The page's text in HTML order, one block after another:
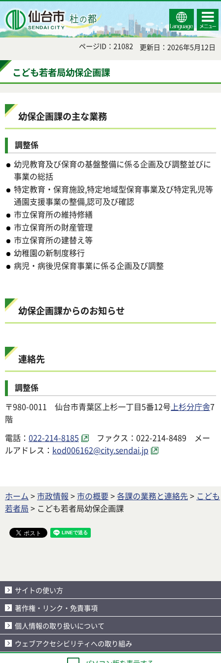
Select
Language
コンテ
ンツメ
ニュー
ページID：21082 更新日：2026年5月12日
こども若者局幼保企画課
幼保企画課の主な業務
調整係
幼児教育及び保育の基盤整備に係る企画及び調整並びに
事業の総括
特定教育・保育施設,特定地域型保育事業及び特定乳児等
通園支援事業の整備,認可及び確認
市立保育所の維持修繕
市立保育所の財産管理
市立保育所の建替え等
幼稚園の新制度移行
病児・病後児保育事業に係る企画及び調整
幼保企画課からのお知らせ
連絡先
調整係
〒980-0011 仙台市青葉区上杉一丁目5番12号上杉分庁舎7
階
電話： 022-214-8185
ファクス：022-214-8489 メー
ルアドレス： kod006162@city.sendai.jp
ホーム >市政情報 >市の概要>各課の業務と連絡先> こども
若者局 > こども若者局幼保企画課
サイトの使い方
著作権・リンク・免責事項
個人情報の取り扱いについて
ウェブアクセシビリティへの取り組み